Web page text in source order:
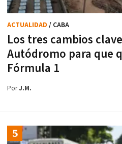
Los tres cambios
Autódromo para que
Fórmula 1
ACTUALIDAD / CABA
PorJ.M.